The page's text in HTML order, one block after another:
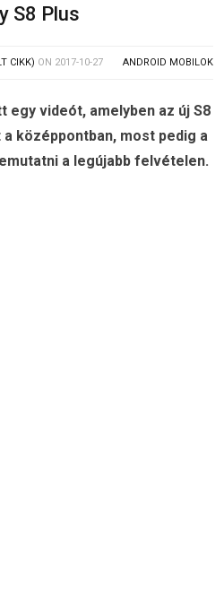
S8 Plus
CIKK) ON 2017-10-27 ANDROID MOBILOK
egy videót, amelyben az új S8
középpontban, most pedig a
a legújabb felvételen.